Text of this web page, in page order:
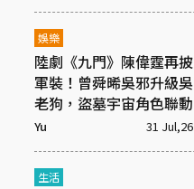
娛樂
陸劇《九門》陳偉霆再披
軍裝！曾舜晞吳邪升級吳
老狗，盜墓宇宙角色聯動
Yu 31 Jul,26
生活